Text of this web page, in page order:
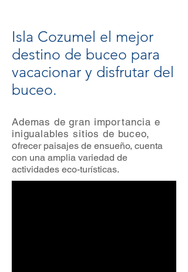
Isla Cozumel el mejor
destino de buceo para
vacacionar y disfrutar del
buceo.
Ademas de gran importancia e
inigualables sitios de buceo,
ofrecer paisajes de ensueño, cuenta
con una amplia variedad de
actividades eco-turísticas.